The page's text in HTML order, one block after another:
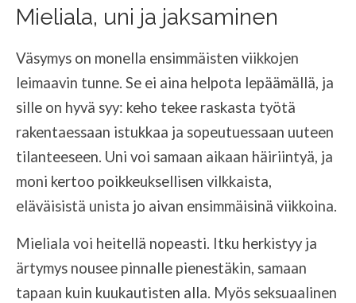
Mieliala, uni ja jaksaminen
Väsymys on monella ensimmäisten viikkojen
leimaavin tunne. Se ei aina helpota lepäämällä, ja
sille on hyvä syy: keho tekee raskasta työtä
rakentaessaan istukkaa ja sopeutuessaan uuteen
tilanteeseen. Uni voi samaan aikaan häiriintyä, ja
moni kertoo poikkeuksellisen vilkkaista,
eläväisistä unista jo aivan ensimmäisinä viikkoina.
Mieliala voi heitellä nopeasti. Itku herkistyy ja
ärtymys nousee pinnalle pienestäkin, samaan
tapaan kuin kuukautisten alla. Myös seksuaalinen